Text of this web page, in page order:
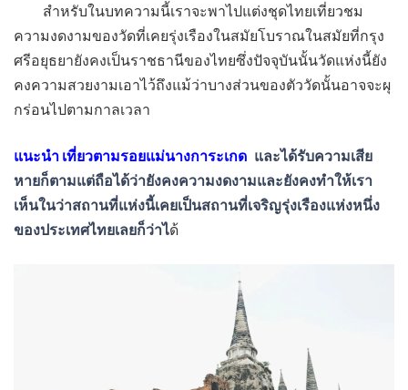
สำหรับในบทความนี้เราจะพาไปแต่งชุดไทยเที่ยวชม
ความงดงามของวัดที่เคยรุ่งเรืองในสมัยโบราณในสมัยที่กรุง
ศรีอยุธยายังคงเป็นราชธานีของไทยซึ่งปัจจุบันนั้นวัดแห่งนี้ยัง
คงความสวยงามเอาไว้ถึงแม้ว่าบางส่วนของตัววัดนั้นอาจจะผุ
กร่อนไปตามกาลเวลา
แนะนำ เที่ยวตามรอยแม่นางการะเกด และได้รับความเสีย
หายก็ตามแต่ถือได้ว่ายังคงความงดงามและยังคงทำให้เรา
เห็นในว่าสถานที่แห่งนี้เคยเป็นสถานที่เจริญรุ่งเรืองแห่งหนึ่ง
ของประเทศไทยเลยก็ว่าได้